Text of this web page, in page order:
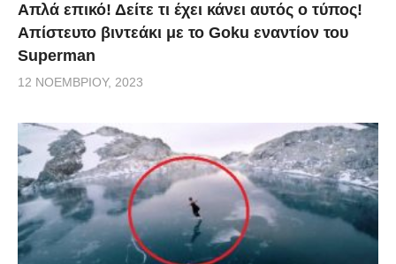
Απλά επικό! Δείτε τι έχει κάνει αυτός ο τύπος!
Απίστευτο βιντεάκι με το Goku εναντίον του
Superman
12 ΝΟΕΜΒΡΊΟΥ, 2023